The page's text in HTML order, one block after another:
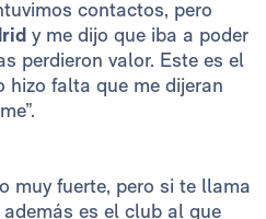
contactos, pero
y me dijo que iba a poder
perdieron valor. Este es el
hizo falta que me dijeran
muy fuerte, pero si te llama
es el club al que